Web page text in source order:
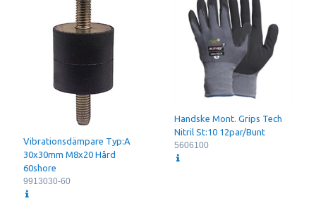
Vibrationsdämpare Typ:A
30x30mm M8x20 Hård
60shore
9913030-60
Handske Mont. Grips Tech
Nitril St:10 12par/Bunt
5606100